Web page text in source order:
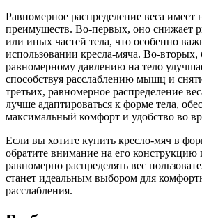
Равномерное распределение веса имеет
преимуществ. Во-первых, оно снижает
или иных частей тела, что особенно
использовании кресла-мяча. Во-вторых,
равномерному давлению на тело
способствуя расслаблению мышц и
третьих, равномерное распределение
лучше адаптироваться к форме тела,
максимальный комфорт и удобство во
Если вы хотите купить кресло-мяч в
обратите внимание на его конструкцию
равномерно распределять вес
станет идеальным выбором для
расслабления.